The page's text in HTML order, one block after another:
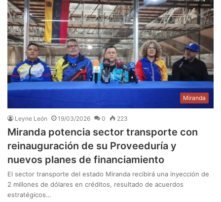
Miranda
Leyne León 19/03/2026 0 223
Miranda potencia sector transporte con
reinauguración de su Proveeduría y
nuevos planes de financiamiento
El sector transporte del estado Miranda recibirá una inyección de
2 millones de dólares en créditos, resultado de acuerdos
estratégicos…